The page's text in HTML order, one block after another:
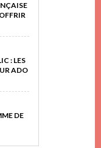
: LES
ADO
DE